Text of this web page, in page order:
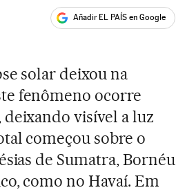
Añadir EL PAÍS en Google
solar deixou na
fenômeno ocorre
deixando visível a luz
começou sobre o
de Sumatra, Bornéu
como no Havaí. Em